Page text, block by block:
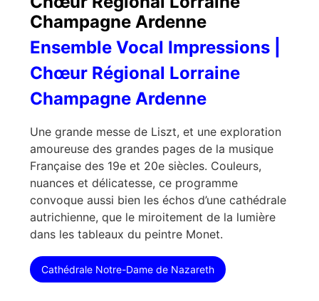
Champagne Ardenne
Ensemble Vocal Impressions |
Chœur Régional Lorraine
Champagne Ardenne
Une grande messe de Liszt, et une exploration
amoureuse des grandes pages de la musique
Française des 19e et 20e siècles. Couleurs,
nuances et délicatesse, ce programme
convoque aussi bien les échos d’une cathédrale
autrichienne, que le miroitement de la lumière
dans les tableaux du peintre Monet.
Cathédrale Notre-Dame de Nazareth